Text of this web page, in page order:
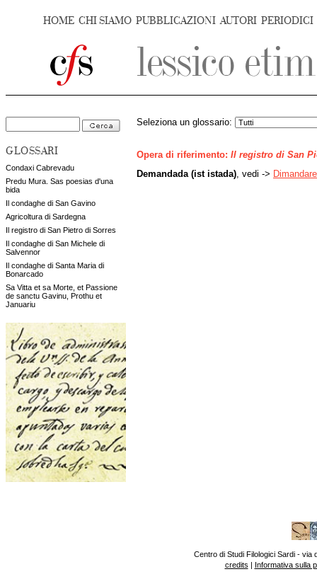
HOME CHI SIAMO PUBBLICAZIONI AUTORI PERIODICI
GLOSSARI
Condaxi Cabrevadu
Predu Mura. Sas poesias d'una
bida
Il condaghe di San Gavino
Agricoltura di Sardegna
Il registro di San Pietro di Sorres
Il condaghe di San Michele di
Salvennor
Il condaghe di Santa Maria di
Bonarcado
Sa Vitta et sa Morte, et Passione
de sanctu Gavinu, Prothu et
Januariu
Seleziona un glossario:
Opera di riferimento: Il registro di San
Demandada (ist istada) , vedi -> Dimandare
Centro di Studi Filologici Sardi - via
credits | Informativa sulla